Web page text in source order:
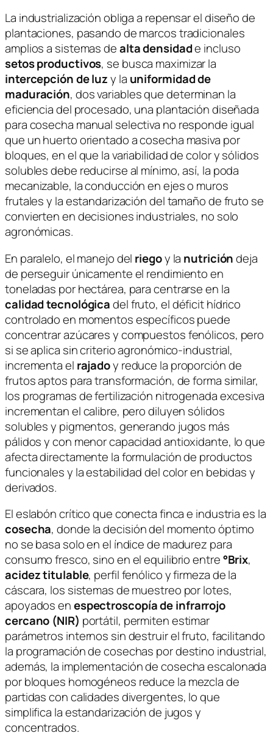
La industrialización obliga a repensar el diseño de
plantaciones, pasando de marcos tradicionales
amplios a sistemas dealta densidade incluso
setos productivos, se busca maximizar la
intercepción de luzy la uniformidad de
maduración, dos variables que determinan la
eficiencia del procesado, una plantación diseñada
para cosecha manual selectiva no responde igual
que un huerto orientado a cosecha masiva por
bloques, en el que la variabilidad de color y sólidos
solubles debe reducirse al mínimo, así, la poda
mecanizable, la conducción en ejes o muros
frutales y la estandarización del tamaño de fruto se
convierten en decisiones industriales, no solo
agronómicas.
En paralelo, el manejo del riegoy la nutricióndeja
de perseguir únicamente el rendimiento en
toneladas por hectárea, para centrarse en la
calidad tecnológicadel fruto, el déficit hídrico
controlado en momentos específicos puede
concentrar azúcares y compuestos fenólicos, pero
si se aplica sin criterio agronómico-industrial,
incrementa el rajadoy reduce la proporción de
frutos aptos para transformación, de forma similar,
los programas de fertilización nitrogenada excesiva
incrementan el calibre, pero diluyen sólidos
solubles y pigmentos, generando jugos más
pálidos y con menor capacidad antioxidante, lo que
afecta directamente la formulación de productos
funcionales y la estabilidad del color en bebidas y
derivados.
El eslabón crítico que conecta finca e industria es la
cosecha, donde la decisión del momento óptimo
no se basa solo en el índice de madurez para
consumo fresco, sino en el equilibrio entre°Brix,
acidez titulable, perfil fenólico y firmeza de la
cáscara, los sistemas de muestreo por lotes,
apoyados enespectroscopía de infrarrojo
cercano (NIR) portátil, permiten estimar
parámetros internos sin destruir el fruto, facilitando
la programación de cosechas por destino industrial,
además, la implementación de cosecha escalonada
por bloques homogéneos reduce la mezcla de
partidas con calidades divergentes, lo que
simplifica la estandarización de jugos y
concentrados.